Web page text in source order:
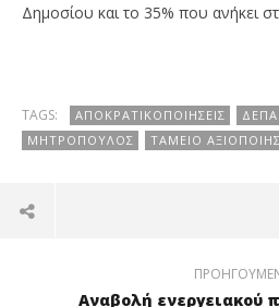
Δημοσίου και το 35% που ανήκει
TAGS: ΑΠΟΚΡΑΤΙΚΟΠΟΙΉΣΕΙΣ ΔΕΠΑ
ΜΗΤΡΌΠΟΥΛΟΣ
ΤΑΜΕΊΟ
Αναβολή ενεργειακού